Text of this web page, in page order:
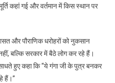
का
चैलेंज;
बोले-
“अगर
कहां गई और वर्तमान में किस स्थान पर
और पौराणिक धरोहरों को नुकसान
बल्कि सरकार में बैठे लोग कर रहे हैं।
साधते हुए कहा कि “ये गंगा जी के पुत्र बनकर
हैं।”